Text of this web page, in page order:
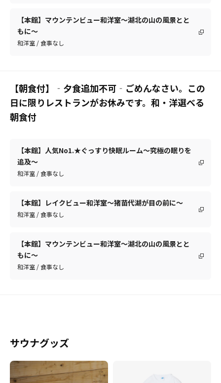
【本館】マウンテンビュー和洋室～湖北の山の風景とと
もに～
和洋室 / 食事なし
【朝食付】‐夕食追加不可‐ごめんなさい。この
日に限りレストランがお休みです。和・洋選べる
朝食付
【本館】人気No1.★ぐっすり快眠ルーム～究極の眠りを
追及～
和洋室 / 食事なし
【本館】レイクビュー和洋室～猪苗代湖が目の前に～
和洋室 / 食事なし
【本館】マウンテンビュー和洋室～湖北の山の風景とと
もに～
和洋室 / 食事なし
サウナグッズ